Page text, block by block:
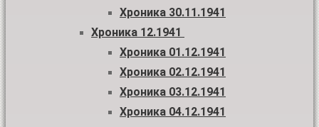
Хроника 30.11.1941
Хроника 12.1941
Хроника 01.12.1941
Хроника 02.12.1941
Хроника 03.12.1941
Хроника 04.12.1941